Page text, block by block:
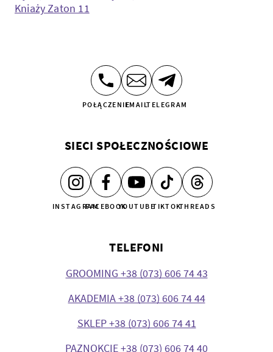
Kniaży Zaton 11
POŁĄCZENIEEMAILTELEGRAM
SIECI SPOŁECZNOŚCIOWE
INSTAGRAMFACEBOOKYOUTUBETIKTOKTHREADS
TELEFONI
GROOMING +38 (073) 606 74 43
AKADEMIA +38 (073) 606 74 44
SKLEP +38 (073) 606 74 41
PAZNOKCIE +38 (073) 606 74 40